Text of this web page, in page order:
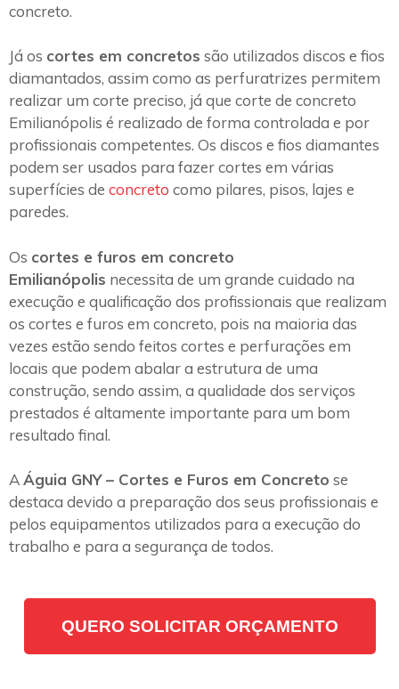
concreto.
Já os cortes em concretos são utilizados discos e fios
diamantados, assim como as perfuratrizes permitem
realizar um corte preciso, já que corte de concreto
Emilianópolis é realizado de forma controlada e por
profissionais competentes. Os discos e fios diamantes
podem ser usados para fazer cortes em várias
superfícies de concreto como pilares, pisos, lajes e
paredes.
Os cortes e furos em concreto
Emilianópolis necessita de um grande cuidado na
execução e qualificação dos profissionais que realizam
os cortes e furos em concreto, pois na maioria das
vezes estão sendo feitos cortes e perfurações em
locais que podem abalar a estrutura de uma
construção, sendo assim, a qualidade dos serviços
prestados é altamente importante para um bom
resultado final.
AÁguia GNY – Cortes e Furos em Concreto se
destaca devido a preparação dos seus profissionais e
pelos equipamentos utilizados para a execução do
trabalho e para a segurança de todos.
QUERO SOLICITAR ORÇAMENTO